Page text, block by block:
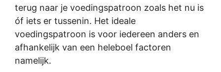
terug naar je voedingspatroon zoals het nu is
óf iets er tussenin. Het ideale
voedingspatroon is voor iedereen anders en
afhankelijk van een heleboel factoren
namelijk.